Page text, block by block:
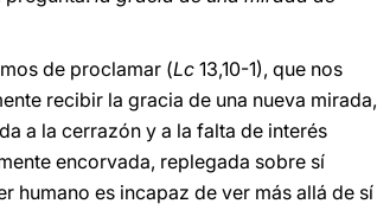
de proclamar (Lc 13,10-1), que nos
recibir la gracia de una nueva mirada,
a la cerrazón y a la falta de interés
encorvada, replegada sobre sí
humano es incapaz de ver más allá de sí